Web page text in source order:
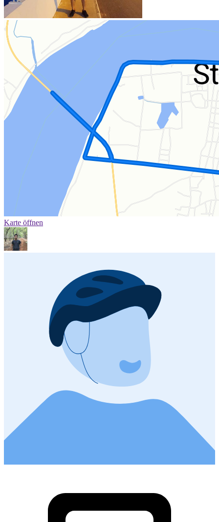
Karte öffnen